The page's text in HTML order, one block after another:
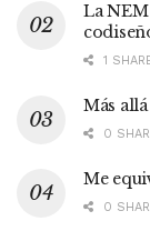
La
1
Más
0
Me
0